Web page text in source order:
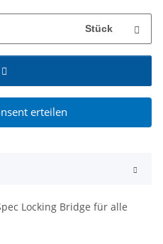
Stück
erteilen
Locking Bridge für alle